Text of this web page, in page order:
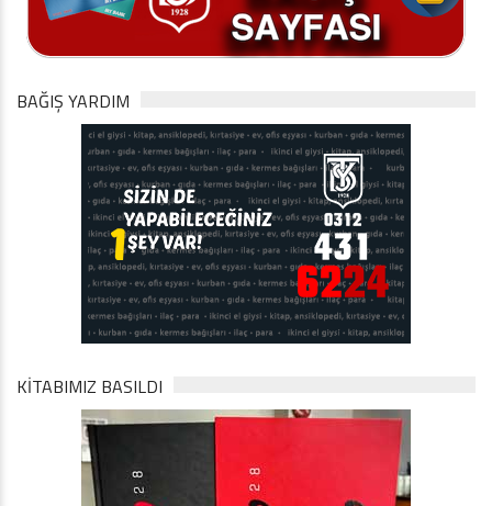
BAĞIŞ YARDIM
KİTABIMIZ BASILDI